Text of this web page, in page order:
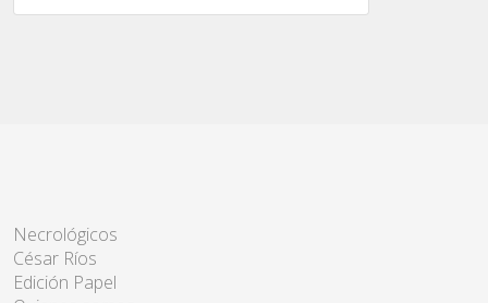
Necrológicos
César Ríos
Edición Papel